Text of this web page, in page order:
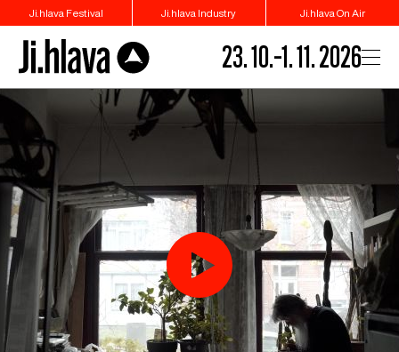
Ji.hlava Festival Ji.hlava Industry Ji.hlava On Air
23. 10.–1. 11. 2026